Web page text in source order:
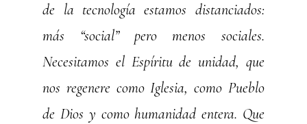
de la tecnología estamos distanciados:
más “social” pero menos sociales.
Necesitamos el Espíritu de unidad, que
nos regenere como Iglesia, como Pueblo
de Dios y como humanidad entera. Que